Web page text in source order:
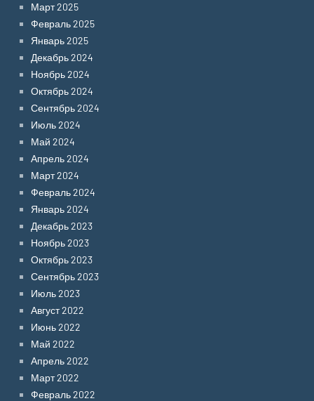
Март 2025
Февраль 2025
Январь 2025
Декабрь 2024
Ноябрь 2024
Октябрь 2024
Сентябрь 2024
Июль 2024
Май 2024
Апрель 2024
Март 2024
Февраль 2024
Январь 2024
Декабрь 2023
Ноябрь 2023
Октябрь 2023
Сентябрь 2023
Июль 2023
Август 2022
Июнь 2022
Май 2022
Апрель 2022
Март 2022
Февраль 2022